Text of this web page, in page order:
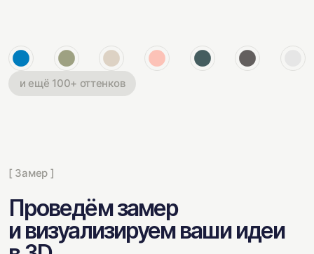
и ещё 100+ оттенков
[ Замер ]
Проведём замер
и визуализируем ваши идеи